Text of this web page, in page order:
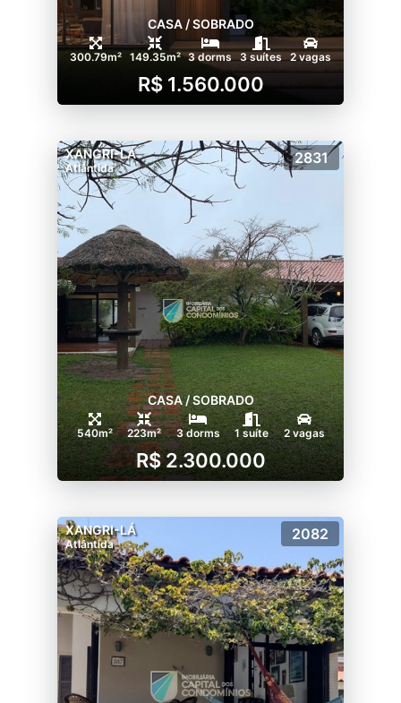
CASA / SOBRADO
300.79m² 149.35m² 3 dorms 3 suítes 2 vagas
R$ 1.560.000
XANGRI-LÁ
Atlântida
2831
CASA / SOBRADO
540m² 223m² 3 dorms 1 suíte 2 vagas
R$ 2.300.000
XANGRI-LÁ
Atlântida
2082